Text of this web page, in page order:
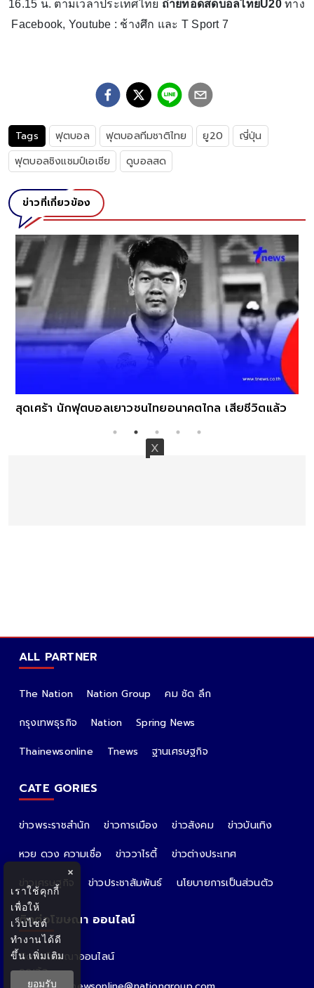
16.15 น. ตามเวลาประเทศไทย ถ่ายทอดสดบอลไทยU20ทาง
Facebook, Youtube : ช้างศึก และ T Sport 7
Tags ฟุตบอล ฟุตบอลทีมชาติไทย ยู20
ญี่ปุ่น
ฟุตบอลชิงแชมป์เอเชีย
ดูบอลสด
ข่าวที่เกี่ยวข้อง
สุดเศร้า นักฟุตบอลเยาวชนไทยอนาคตไกล เสียชีวิตแล้ว
ALL PARTNER
The Nation Nation Group
คม ชัด ลึก
กรุงเทพธุรกิจ
Nation
Spring News
Thainewsonline
Tnews ฐานเศรษฐกิจ
CATE GORIES
ข่าวพระราชสำนัก ข่าวการเมือง ข่าวสังคม
ข่าวบันเทิง
หวย ดวง ความเชื่อ
ข่าววาไรตี้
ข่าวต่างประเทศ
ข่าวเศรษฐกิจ
ข่าวประชาสัมพันธ์ นโยบายการเป็นส่วนตัว
ติดต่อโฆษณา ออนไลน์
ติดต่อโฆษณาออนไลน์
คุณอ้อ
×
เราใช้คุกกี้
เพื่อให้
เว็บไซต์
ทำงานได้ดี
ขึ้นเพิ่มเติม
ยอมรับ